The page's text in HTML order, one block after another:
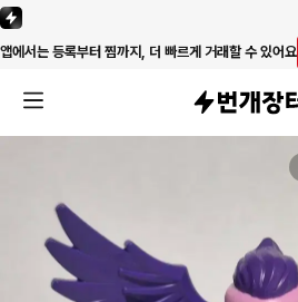
앱에서는 등록부터 찜까지, 더 빠르게 거래할 수 있어요